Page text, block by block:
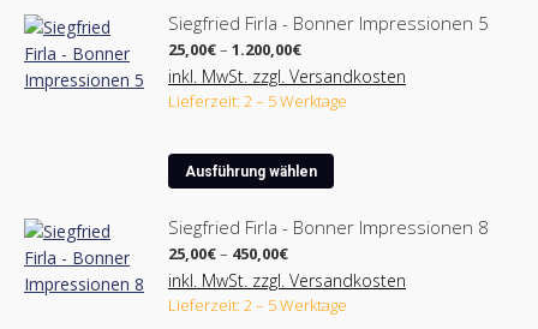
weist
mehrere
Varianten
auf.
der
gewählt
werden
Siegfried Firla - Bonner Impressionen 5
25,00€– 1.200,00€Preisspanne:
25,00€
bis
1.200,00€
inkl. MwSt. zzgl. Versandkosten
Lieferzeit: 2 – 5 Werktage
Ausführung wählen
Dieses
Produkt
weist
mehrere
Varianten
auf.
Siegfried Firla - Bonner Impressionen 8
25,00€– 450,00€Preisspanne:
25,00€
bis
450,00€
inkl. MwSt. zzgl. Versandkosten
Lieferzeit: 2 – 5 Werktage